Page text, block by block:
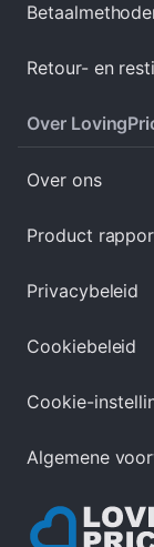
Retour- en
Over
Over ons
Product
Privacybeleid
Cookiebeleid
Cookie-
Algemene